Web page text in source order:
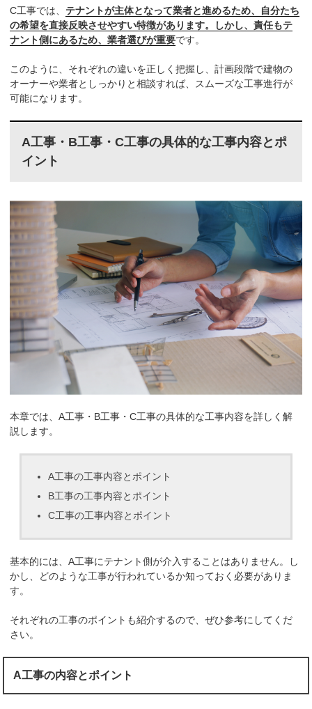
C工事では、 テナントが主体となって業者と進めるため、自分たち
の希望を直接反映させやすい特徴があります。しかし、責任もテ
ナント側にあるため、業者選びが重要です。
このように、それぞれの違いを正しく把握し、計画段階で建物の
オーナーや業者としっかりと相談すれば、スムーズな工事進行が
可能になります。
A工事・B工事・C工事の具体的な工事内容とポ
イント
本章では、A工事・B工事・C工事の具体的な工事内容を詳しく解
説します。
A工事の工事内容とポイント
B工事の工事内容とポイント
C工事の工事内容とポイント
基本的には、A工事にテナント側が介入することはありません。し
かし、どのような工事が行われているか知っておく必要がありま
す。
それぞれの工事のポイントも紹介するので、ぜひ参考にしてくだ
さい。
A工事の内容とポイント